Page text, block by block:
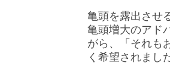
亀頭を露出させ
亀頭増大のアド
がら、「それも
く希望されまし